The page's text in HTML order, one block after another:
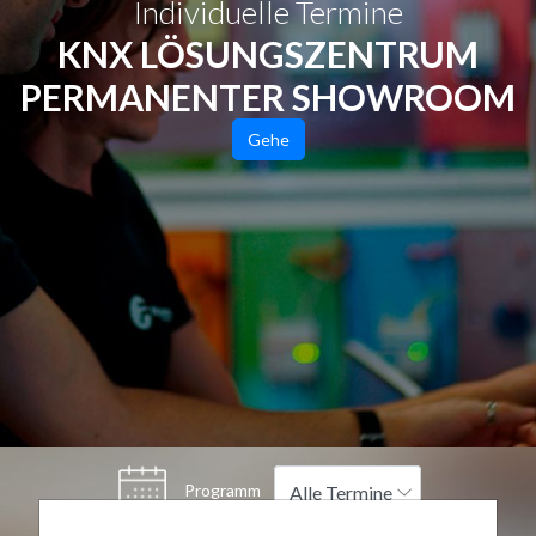
Individuelle Termine
KNX LÖSUNGSZENTRUM
PERMANENTER SHOWROOM
Gehe
Programm